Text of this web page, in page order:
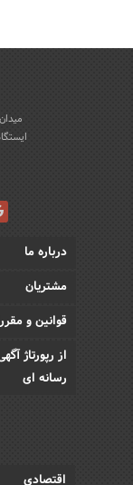
درباره ما
مشتریان
قوانین و
از رپورتاژ
رسانه ای
اقتصادی